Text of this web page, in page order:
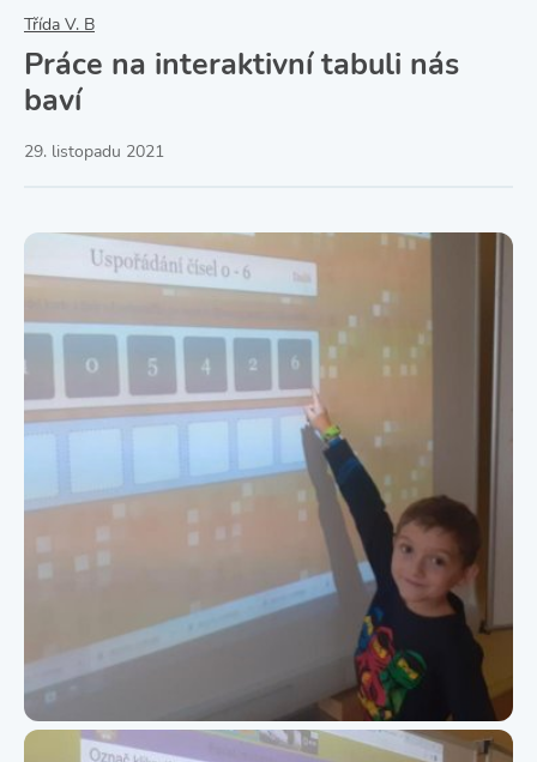
Třída V. B
Práce na interaktivní tabuli nás
baví
29. listopadu 2021